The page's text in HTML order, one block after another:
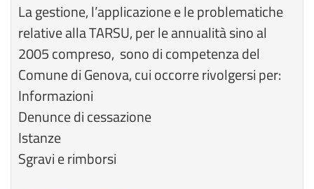
La gestione, l’applicazione e le problematiche
relative alla TARSU, per le annualità sino al
2005 compreso, sono di competenza del
Comune di Genova, cui occorre rivolgersi per:
Informazioni
Denunce di cessazione
Istanze
Sgravi e rimborsi